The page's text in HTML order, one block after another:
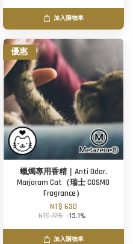
加入購物車
優惠
蠟燭專用香精｜Anti Odor.
Marjoram Cat（瑞士 COSMO
Fragrance）
NT$ 630
NT$ 725 -13.1%
加入購物車